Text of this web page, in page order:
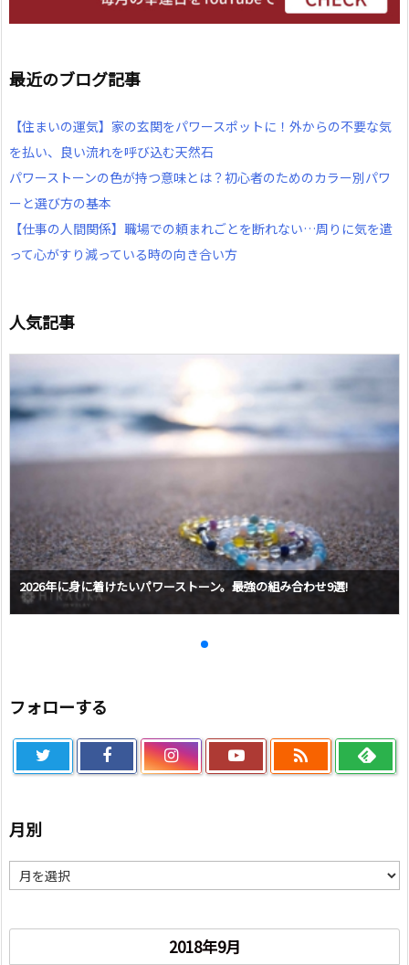
最近のブログ記事
【住まいの運気】家の玄関をパワースポットに！外からの不要な気
を払い、良い流れを呼び込む天然石
パワーストーンの色が持つ意味とは？初心者のためのカラー別パワ
ーと選び方の基本
【仕事の人間関係】職場での頼まれごとを断れない…周りに気を遣
って心がすり減っている時の向き合い方
人気記事
2026年に身に着けたいパワーストーン。最強の組み合わせ9選!
フォローする

月別
別
2018年9月